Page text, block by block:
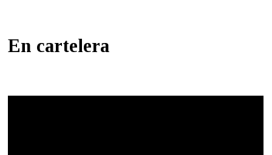
En cartelera